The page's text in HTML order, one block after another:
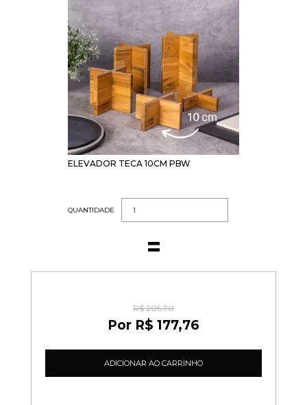
ELEVADOR TECA 10CM PBW
QUANTIDADE
R$ 205,70
R$ 177,76
ADICIONAR AO CARRINHO